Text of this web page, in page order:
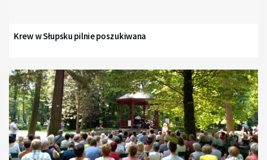
Krew w Słupsku pilnie poszukiwana